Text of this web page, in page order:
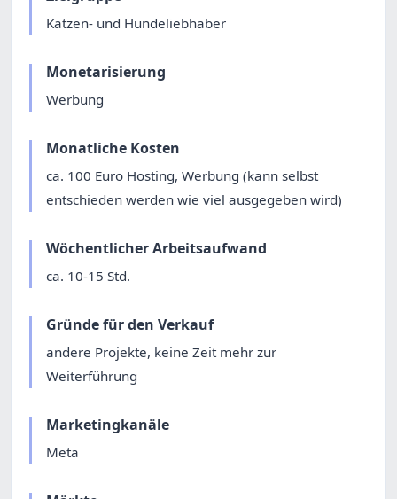
Katzen- und Hundeliebhaber
Monetarisierung
Werbung
Monatliche Kosten
ca. 100 Euro Hosting, Werbung (kann selbst
entschieden werden wie viel ausgegeben wird)
Wöchentlicher Arbeitsaufwand
ca. 10-15 Std.
Gründe für den Verkauf
andere Projekte, keine Zeit mehr zur
Weiterführung
Marketingkanäle
Meta